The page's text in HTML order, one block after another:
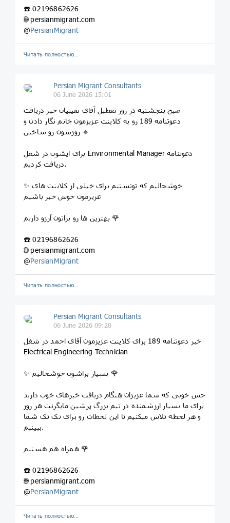
☎️ 02196862626
🌐 persianmigrant.com
@PersianMigrant
Читать полностью…
Persian Migrant Consultants
06 June 2026 15:01
صبح پنجشنبه در روز تعطیل آقای نقیبیان خبر دریافت
دعوتنامه 189 رو به کلاینت عزیزمون خانم نگار دادن و
روزشون رو ساختن 🔹
برای ایشون در شغل Environmental Manager دعوتنامه
دریافت کردیم.
✨ خوشحالیم که تونستیم برای خیلی از کلاینت های
عزیزمون خوش خبر باشیم
بهترین ها رو براتون آرزو داریم 🌹
☎️ 02196862626
🌐 persianmigrant.com
@PersianMigrant
Читать полностью…
Persian Migrant Consultants
06 June 2026 09:20
خبر دعوتنامه 189 برای کلاینت عزیزمون آقای احمد در شغل
Electrical Engineering Technician
✨ بسیار براشون خوشحالیم 🌹
حس خوبی که شما عزیزان هنگام دریافت خبرهای خوب دارید
برای ما بسیار ارزشمنده در تیم بزرگ پرشین مایگرنت هر روز
و هر لحظه تلاش میکنیم تا این لحظات رو برای تک تک شما
ببینیم.
همراه هم هستیم 🌹
☎️ 02196862626
🌐 persianmigrant.com
@PersianMigrant
Читать полностью…